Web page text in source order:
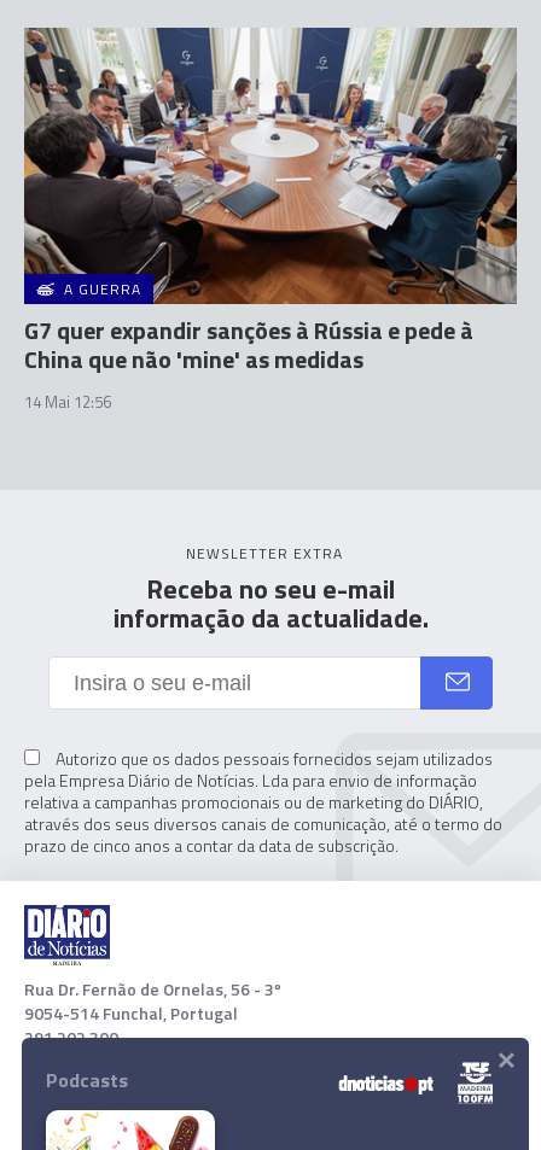
A GUERRA
G7 quer expandir sanções à Rússia e pede à
China que não 'mine' as medidas
14 Mai 12:56
NEWSLETTER EXTRA
Receba no seu e-mail
informação da actualidade.
Autorizo que os dados pessoais fornecidos sejam utilizados
pela Empresa Diário de Notícias. Lda para envio de informação
relativa a campanhas promocionais ou de marketing do DIÁRIO,
através dos seus diversos canais de comunicação, até o termo do
prazo de cinco anos a contar da data de subscrição.
Rua Dr. Fernão de Ornelas, 56 - 3º
9054-514 Funchal, Portugal
291 202 300
Download App
Podcasts ×